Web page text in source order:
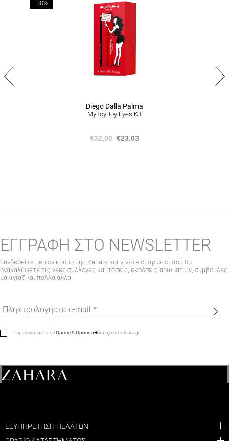
ΠΟΛΙΤΙΚΗ ΕΠΙΣΤΡΟΦΩΝ
Σε περίπτωση που δεν είστε απόλυτα ικανοποιημένοι από το
προϊόν ή το σύνολο της παραγγελίας σας, είμαστε στην
ευχάριστη θέση να σας προσφέρουμε επιστροφή προϊόντων
εντός 14 ημερών από την ημερομηνία που τα παραλάβατε,
ακολουθώντας την διαδικασία που αναγράφεται
Diego Dalla Palma
MyToyBoy Eyes Kit
€32,90 €23,03
-30%
ΕΓΓΡΑΦΗ ΣΤΟ NEWSLETTER
Συνδεθείτε με τον κόσμο της Zahara και γίνετε οι πρώτοι που θα
ανακαλύψετε τις νέες συλλογές και τάσεις, εκδόσεις αρωμάτων, συμβουλές
μακιγιάζ και πολλά άλλα.
Συμφωνώ με τουςΌρους & Προϋποθέσειςτου zahara.gr
ΕΞΥΠΗΡΕΤΗΣΗ ΠΕΛΑΤΩΝ